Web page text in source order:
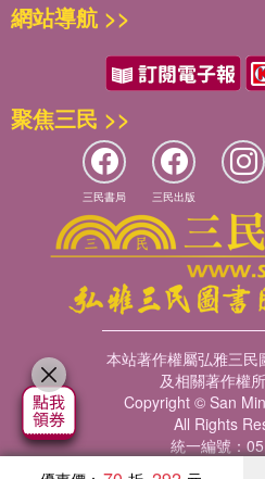
The grammar concepts for
Singular and plural nouns
Adjectives and adverbs
Singular pronouns
Verb tenses
Subject-verb agreement
Sentence fragments
Subordinating conjunctions
Punctuation concepts for
End punctuation
Comma usage
Apostrophes
Colons in a business letter
Use of quotation marks
Skill Sharpeners: Grammar
網站導航 >>
聚焦三民 >>
三民書局 三民出版
本站著作權屬弘雅三民
及相關著作權
Copyright © San
All Rights
統一編號：